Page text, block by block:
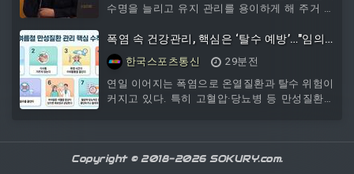
수명을 늘리고 유지 관리를 용이하게 해 주거 자
위한 '건축법' 개정안을 대표발의했다.현행 '건축
법'은 건축물의 구조·설비 기준 및 용도 등을 규정
하고 있으나 건축물의 장기간 사용과 효율적인
유지 관리를 유도할 수 있는 체계적인 법적 근거
는 미비한 실정이다. 특히 우리나라의 대표적인
및 교체가 매우 까다롭다. 또한 철근
폭염 속 건강관리, 핵심은 ‘탈수 예방’…"임의
로 약 줄이면 안 돼"
한국스포츠통신
29분전
연일 이어지는 폭염으로 온열질환과 탈수 위험이
커지고 있다. 특히 고혈압·당뇨병 등 만성질환자
Copyright © 2018-2026 SOKURY.com.